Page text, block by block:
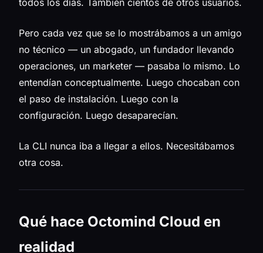
Pero cada vez que se lo mostrábamos a un amigo
no técnico — un abogado, un fundador llevando
operaciones, un marketer — pasaba lo mismo. Lo
entendían conceptualmente. Luego chocaban con
el paso de instalación. Luego con la
configuración. Luego desaparecían.
La CLI nunca iba a llegar a ellos. Necesitábamos
otra cosa.
Qué hace Octomind Cloud en
realidad